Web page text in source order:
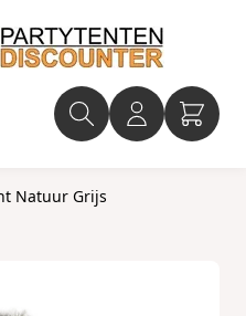
Natuur Grijs